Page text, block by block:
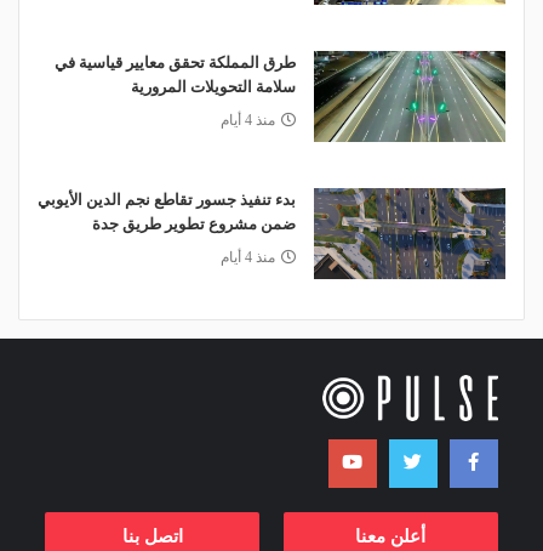
طرق المملكة تحقق معايير قياسية في
سلامة التحويلات المرورية
منذ 4 أيام
بدء تنفيذ جسور تقاطع نجم الدين الأيوبي
ضمن مشروع تطوير طريق جدة
منذ 4 أيام
أعلن معنا اتصل بنا